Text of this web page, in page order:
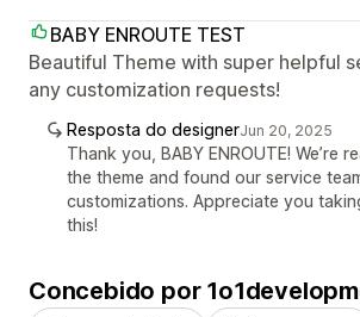
BABY ENROUTE TEST
Beautiful Theme with super helpful
any customization requests!
Resposta do designerJun 20, 2025
Thank you, BABY ENROUTE! We’re
the theme and found our service
customizations. Appreciate you
this!
Concebido por